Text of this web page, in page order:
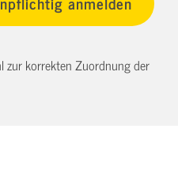
zur korrekten Zuordnung der